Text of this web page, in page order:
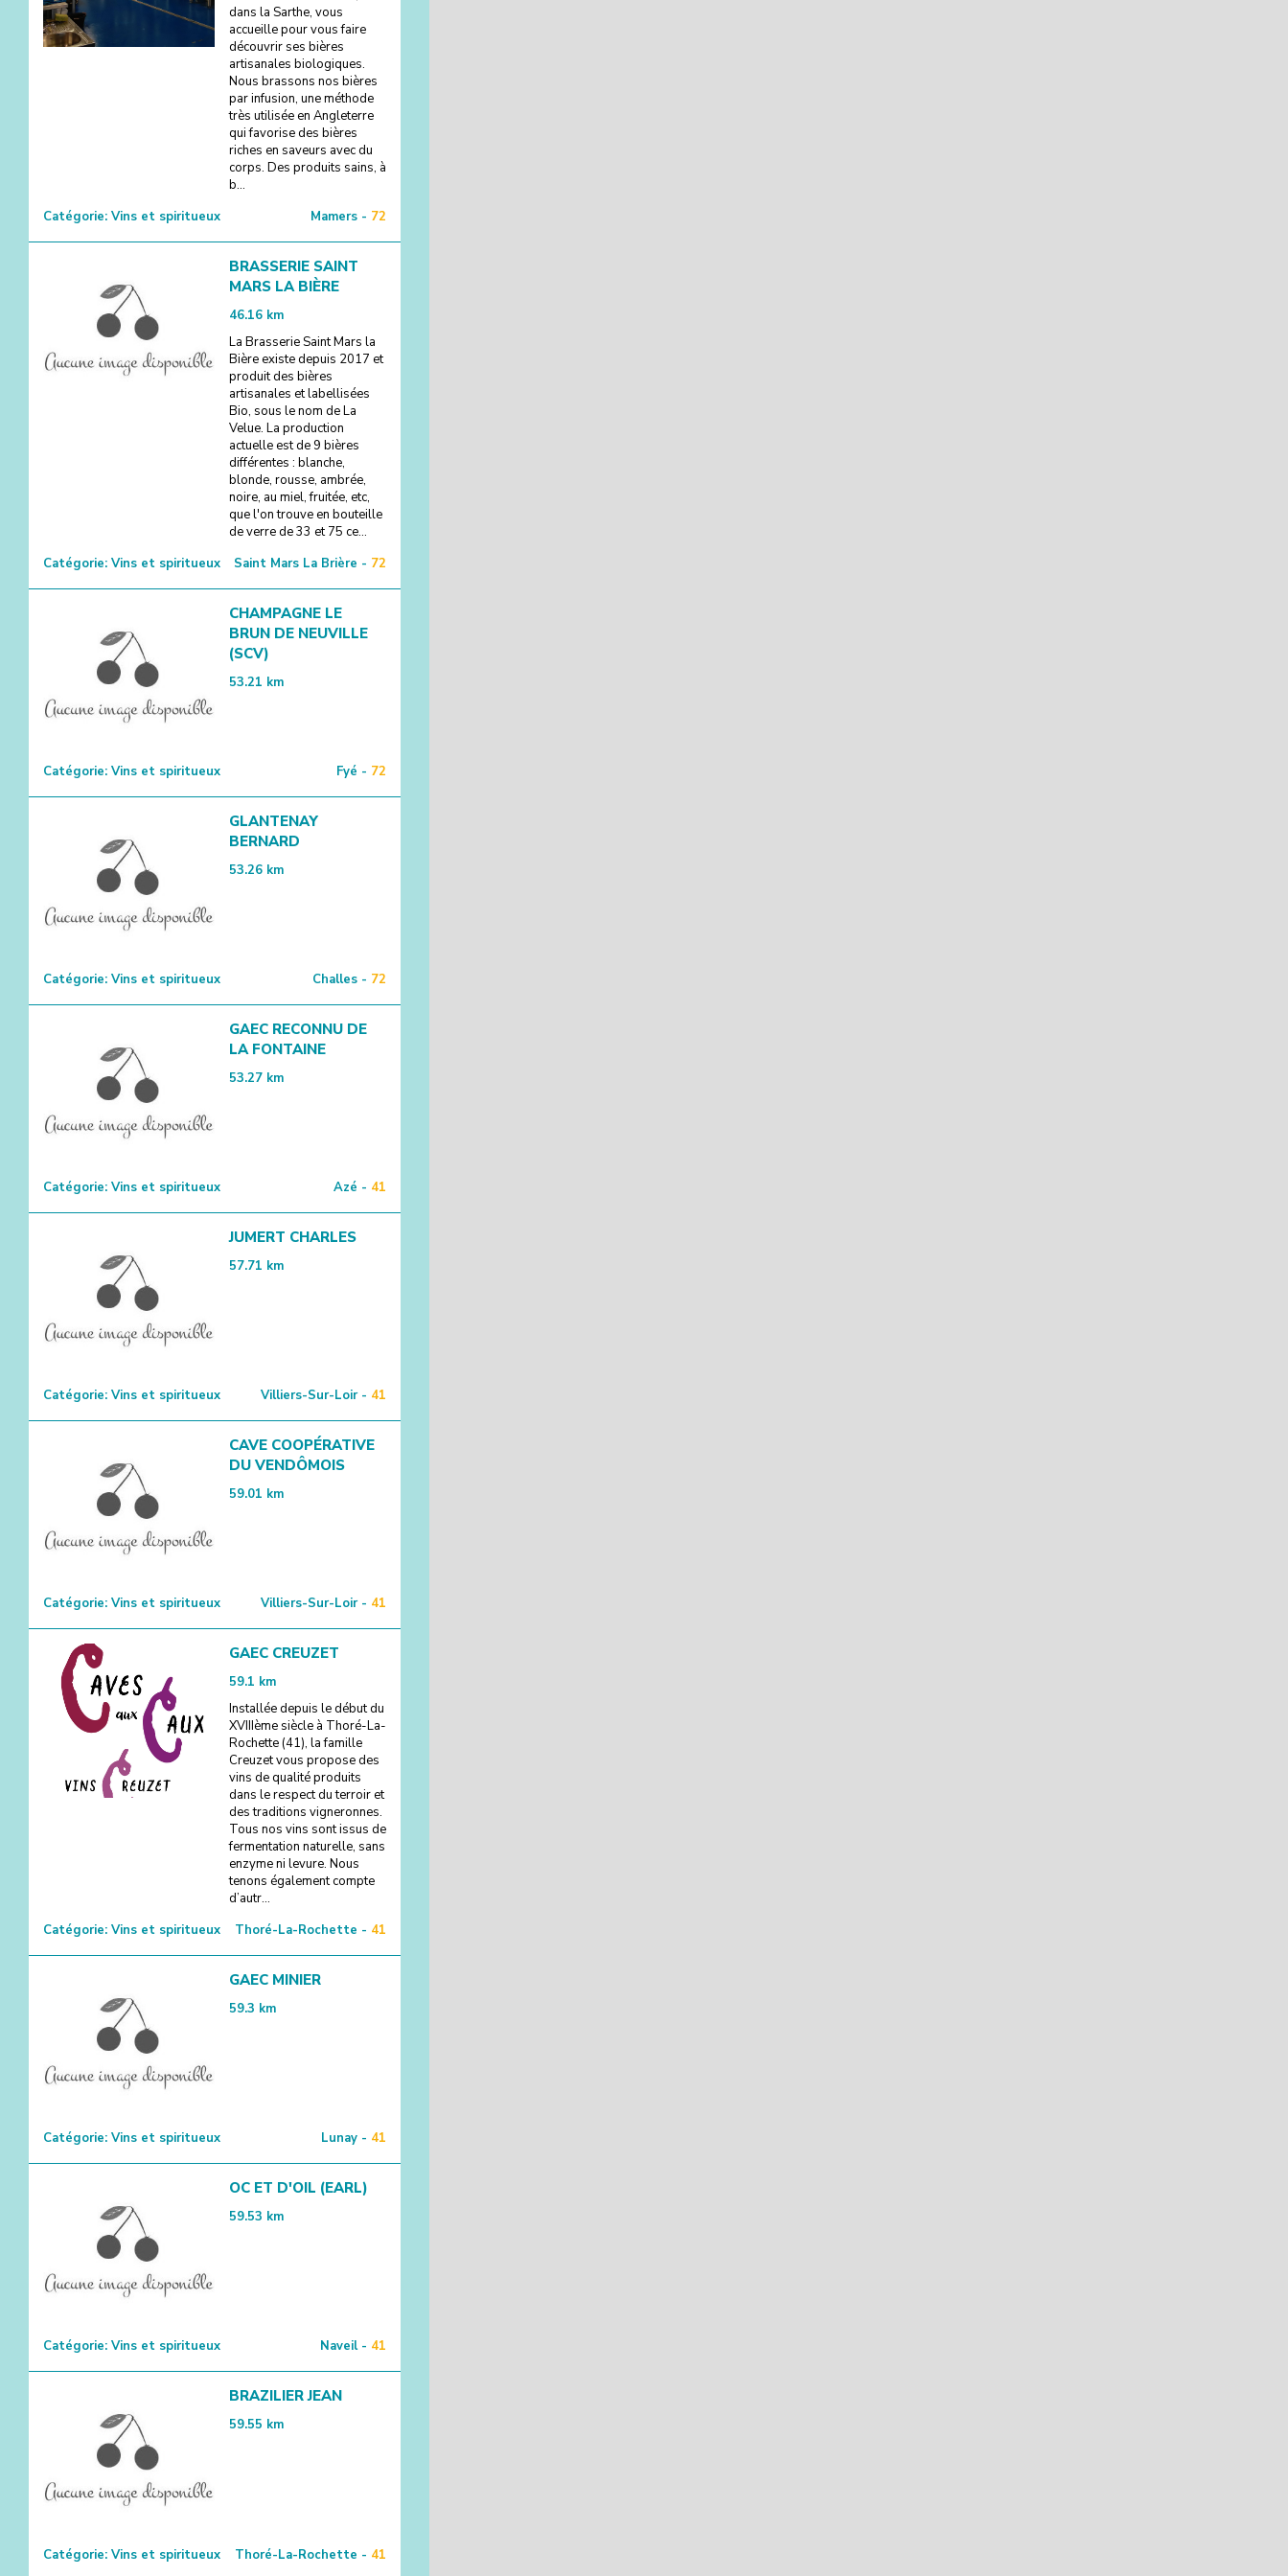
dans la Sarthe, vous
accueille pour vous faire
découvrir ses bières
artisanales biologiques.
Nous brassons nos bières
par infusion, une méthode
très utilisée en Angleterre
qui favorise des bières
riches en saveurs avec du
corps. Des produits sains, à
b...
Catégorie: Vins et spiritueux Mamers - 72
BRASSERIE SAINT
MARS LA BIÈRE
46.16 km
La Brasserie Saint Mars la
Bière existe depuis 2017 et
produit des bières
artisanales et labellisées
Bio, sous le nom de La
Velue. La production
actuelle est de 9 bières
différentes : blanche,
blonde, rousse, ambrée,
noire, au miel, fruitée, etc,
que l'on trouve en bouteille
de verre de 33 et 75 ce...
Catégorie: Vins et spiritueux Saint Mars La Brière - 72
CHAMPAGNE LE
BRUN DE NEUVILLE
(SCV)
53.21 km
Catégorie: Vins et spiritueux Fyé - 72
GLANTENAY
BERNARD
53.26 km
Catégorie: Vins et spiritueux Challes - 72
GAEC RECONNU DE
LA FONTAINE
53.27 km
Catégorie: Vins et spiritueux Azé - 41
JUMERT CHARLES
57.71 km
Catégorie: Vins et spiritueux Villiers-Sur-Loir - 41
CAVE COOPÉRATIVE
DU VENDÔMOIS
59.01 km
Catégorie: Vins et spiritueux Villiers-Sur-Loir - 41
GAEC CREUZET
59.1 km
Installée depuis le début du
XVIIIème siècle à Thoré-La-
Rochette (41), la famille
Creuzet vous propose des
vins de qualité produits
dans le respect du terroir et
des traditions vigneronnes.
Tous nos vins sont issus de
fermentation naturelle, sans
enzyme ni levure. Nous
tenons également compte
d’autr...
Catégorie: Vins et spiritueux Thoré-La-Rochette - 41
GAEC MINIER
59.3 km
Catégorie: Vins et spiritueux Lunay - 41
OC ET D'OIL (EARL)
59.53 km
Catégorie: Vins et spiritueux Naveil - 41
BRAZILIER JEAN
59.55 km
Catégorie: Vins et spiritueux Thoré-La-Rochette - 41